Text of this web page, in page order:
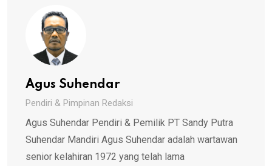
Agus Suhendar
Pendiri & Pimpinan Redaksi
Agus Suhendar Pendiri & Pemilik PT Sandy Putra
Suhendar Mandiri Agus Suhendar adalah wartawan
senior kelahiran 1972 yang telah lama